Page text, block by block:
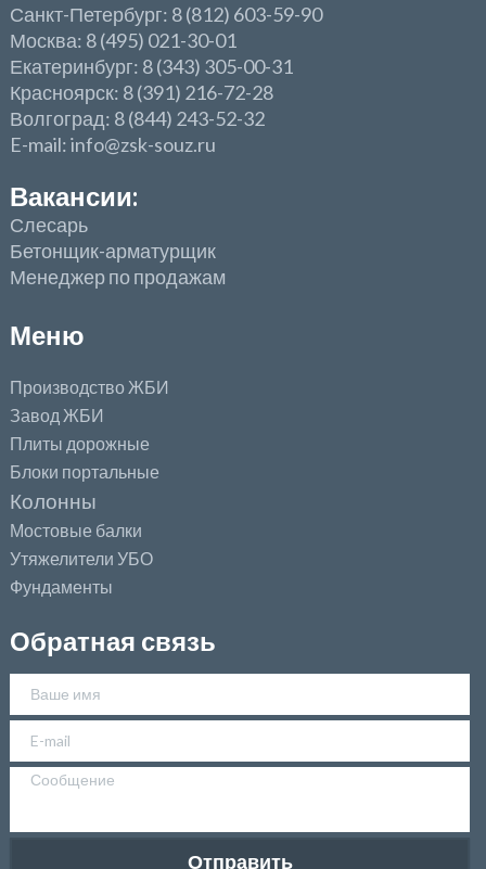
Санкт-Петербург: 8 (812) 603-59-90
Москва: 8 (495) 021-30-01
Екатеринбург: 8 (343) 305-00-31
Красноярск: 8 (391) 216-72-28
Волгоград: 8 (844) 243-52-32
E-mail: info@zsk-souz.ru
Вакансии:
Слесарь
Бетонщик-арматурщик
Менеджер по продажам
Меню
Производство ЖБИ
Завод ЖБИ
Плиты дорожные
Блоки портальные
Колонны
Мостовые балки
Утяжелители УБО
Фундаменты
Обратная связь